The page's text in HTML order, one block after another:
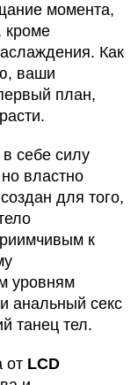
момента,
кроме
Как
ваши
план,
себе силу
властно
для того,
к
уровням
анальный секс
танец тел.
от LCD